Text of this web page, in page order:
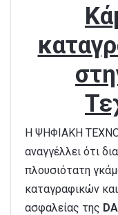
H ΨΗΦΙΑΚΗ
αναγγέλλει ότι
πλουσιότατη
καταγραφικών
ασφαλείας της